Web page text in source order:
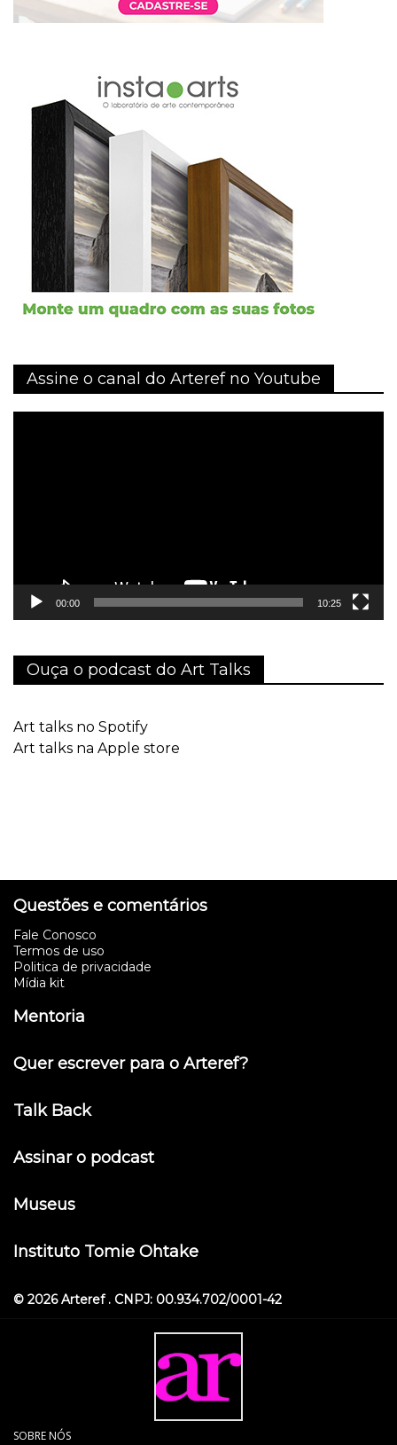
Assine o canal do Arteref no Youtube
00:00 10:25
Ouça o podcast do Art Talks
Art talks no Spotify
Art talks na Apple store
Questões e comentários
Fale Conosco
Termos de uso
Politica de privacidade
Mídia kit
Mentoria
Quer escrever para o Arteref?
Talk Back
Assinar o podcast
Museus
Instituto Tomie Ohtake
© 2026 Arteref . CNPJ: 00.934.702/0001-42
SOBRE NÓS